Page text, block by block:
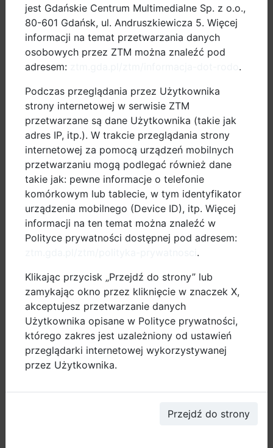
https://tueindhoven.limequery.com/666398?lang=pl
Budżet projektu: 440 212 EUR
Budżet Gdańska: 33 435 EUR
jest Gdańskie Centrum Multimedialne Sp. z o.o.,
80-601 Gdańsk, ul. Andruszkiewicza 5. Więcej
informacji na temat przetwarzania danych
osobowych przez ZTM można znaleźć pod
adresem:
.
Podczas przeglądania przez Użytkownika
strony internetowej w serwisie ZTM
przetwarzane są dane Użytkownika (takie jak
adres IP, itp.). W trakcie przeglądania strony
internetowej za pomocą urządzeń mobilnych
przetwarzaniu mogą podlegać również dane
takie jak: pewne informacje o telefonie
komórkowym lub tablecie, w tym identyfikator
urządzenia mobilnego (Device ID), itp. Więcej
informacji na ten temat można znaleźć w
Polityce prywatności dostępnej pod adresem:
.
Klikając przycisk „Przejdź do strony” lub
zamykając okno przez kliknięcie w znaczek X,
akceptujesz przetwarzanie danych
Użytkownika opisane w Polityce prywatności,
którego zakres jest uzależniony od ustawień
przeglądarki internetowej wykorzystywanej
przez Użytkownika.
Przejdź do strony